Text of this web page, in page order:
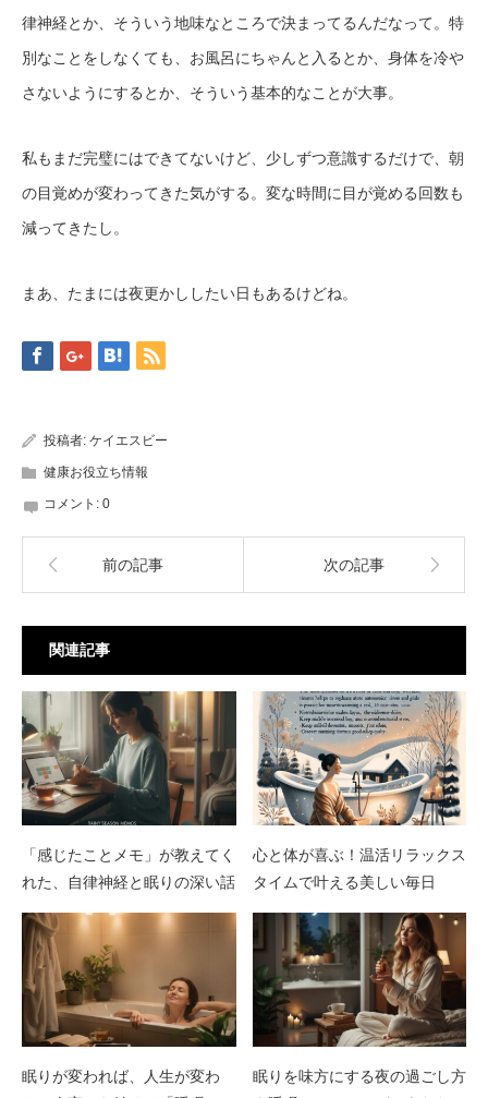
律神経とか、そういう地味なところで決まってるんだなって。特
別なことをしなくても、お風呂にちゃんと入るとか、身体を冷や
さないようにするとか、そういう基本的なことが大事。
私もまだ完璧にはできてないけど、少しずつ意識するだけで、朝
の目覚めが変わってきた気がする。変な時間に目が覚める回数も
減ってきたし。
まあ、たまには夜更かししたい日もあるけどね。
投稿者: ケイエスビー
健康お役立ち情報
コメント: 0
前の記事 次の記事
関連記事
「感じたことメモ」が教えてく
れた、自律神経と眠りの深い話
心と体が喜ぶ！温活リラックス
タイムで叶える美しい毎日
眠りが変われば、人生が変わ
眠りを味方にする夜の過ごし方